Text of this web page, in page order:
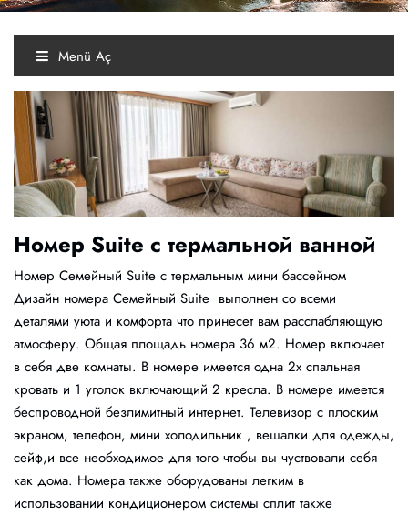
Menü Aç
Номер Suite с термальной ванной
Номер Семейный Suite с термальным мини бассейном
Дизайн номера Семейный Suite выполнен со всеми
деталями уюта и комфорта что принесет вам расслабляющую
атмосферу. Общая площадь номера 36 м2. Номер включает
в себя две комнаты. В номере имеется одна 2х спальная
кровать и 1 уголок включающий 2 кресла. В номере имеется
беспроводной безлимитный интернет. Телевизор с плоским
экраном, телефон, мини холодильник , вешалки для одежды,
сейф,и все необходимое для того чтобы вы чуствовали себя
как дома. Номера также оборудованы легким в
использовании кондиционером системы сплит также